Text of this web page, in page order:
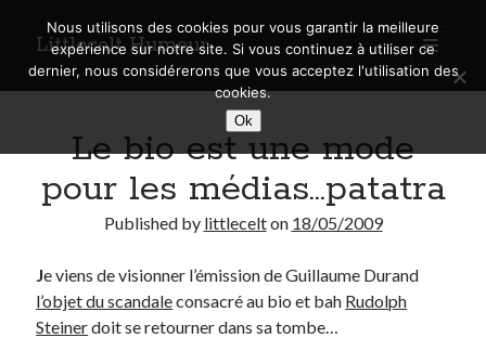
Littlecelt Humeur
open
primary
menu
Sidebar
Search
Derniers articles
Municipales 2026 : Lyon, Métropole et Caluire, mon choix pour l’avenir
Le bio est une mode
pour les médias…patatra
Published by littlecelton 18/05/2009
Je viens de visionner l’émission de Guillaume Durand
l’objet du scandaleconsacré au bio et bah Rudolph
Steinerdoit se retourner dans sa tombe…
Nous utilisons des cookies pour vous garantir la meilleure
expérience sur notre site. Si vous continuez à utiliser ce
dernier, nous considérerons que vous acceptez l'utilisation des
cookies.
Ok